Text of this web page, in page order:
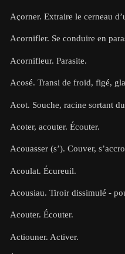
Açorner. Extraire le cerneau
Acornifler. Se conduire en
Acornifleur. Parasite.
Acosé. Transi de froid, figé,
Acot. Souche, racine sortant
Acoter, acouter. Écouter.
Acouasser (s’). Couver,
Acoulat. Écureuil.
Acousiau. Tiroir dissimulé -
Acouter. Écouter.
Actiouner. Activer.